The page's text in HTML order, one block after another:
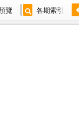
覽 各期索引